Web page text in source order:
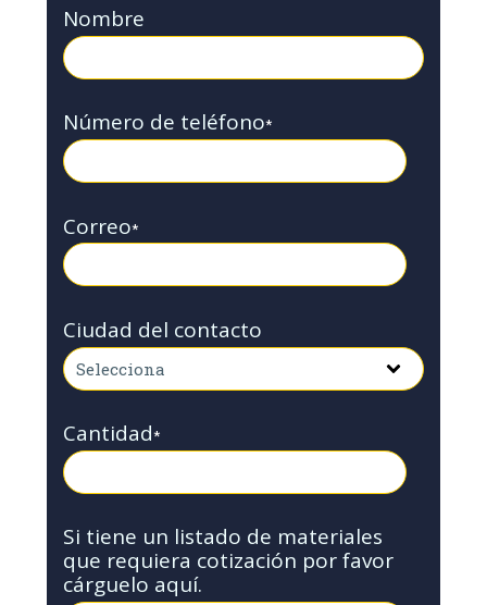
Nombre
Número de teléfono*
Correo*
Ciudad del contacto
Cantidad*
Si tiene un listado de materiales
que requiera cotización por favor
cárguelo aquí.